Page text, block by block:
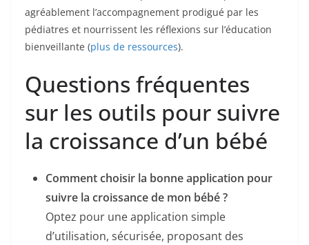
agréablement l’accompagnement prodigué par les
pédiatres et nourrissent les réflexions sur l’éducation
bienveillante (plus de ressources).
Questions fréquentes
sur les outils pour suivre
la croissance d’un bébé
Comment choisir la bonne application pour
suivre la croissance de mon bébé ?
Optez pour une application simple
d’utilisation, sécurisée, proposant des